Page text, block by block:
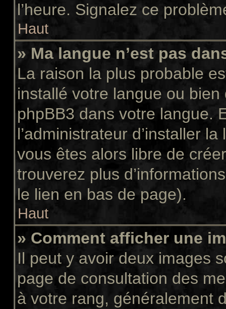
l’heure. Signalez ce
Haut
» Ma langue n’est pas
La raison la plus probable
installé votre langue ou
phpBB3 dans votre langue.
l’administrateur d’installer
vous êtes alors libre de
trouverez plus
le lien en bas de page).
Haut
» Comment afficher une
Il peut y avoir deux images
page de consultation des
à votre rang, généralement